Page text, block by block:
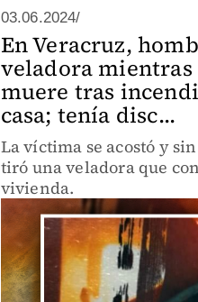
03.06.2024/
En Veracruz,
veladora
muere tras
casa; tenía disc...
La víctima se acostó y
tiró una veladora que
vivienda.